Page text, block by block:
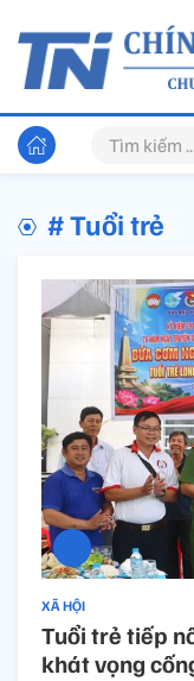
# Tuổi trẻ
XÃ HỘI
Tuổi trẻ tiếp
khát vọng